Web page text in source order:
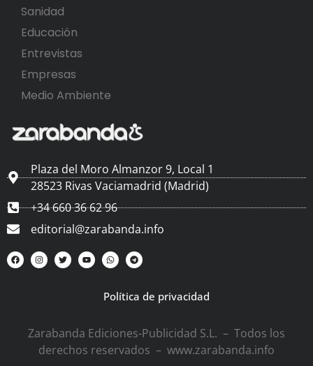
Sanidad
Educación
Entrevistas
Empresas
Medio Ambiente
Plaza del Moro Almanzor 9, Local 1
28523 Rivas Vaciamadrid (Madrid)
+34 660 36 62 96
editorial@zarabanda.info
Política de privacidad
Zarabanda Ediciones-Publicidad S.L. – Todos los
derechos reservados – www.zarabanda.info